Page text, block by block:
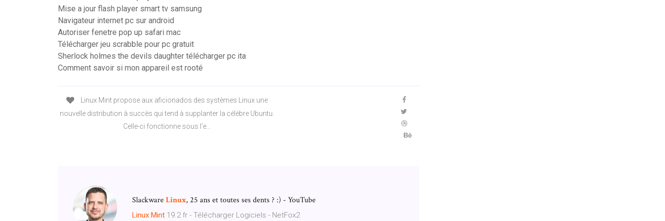
Mise a jour flash player smart tv samsung
Navigateur internet pc sur android
Autoriser fenetre pop up safari mac
Télécharger jeu scrabble pour pc gratuit
Sherlock holmes the devils daughter télécharger pc ita
Comment savoir si mon appareil est rooté
Linux Mint propose aux aficionados des systèmes Linux une
nouvelle distribution à succès qui tend à supplanter la célèbre Ubuntu.
Celle-ci fonctionne sous l'e...
SlackwareLinux, 25 ans et toutes ses dents ? :) - YouTube
Linux Mint 19.2 fr - Télécharger Logiciels - NetFox2